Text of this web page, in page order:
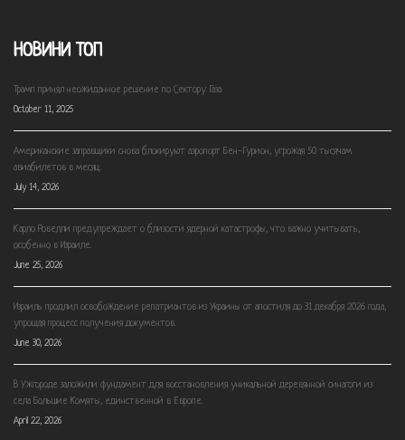
НОВИНИ ТОП
Трамп принял неожиданное решение по Сектору Газа
October 11, 2025
Американские заправщики снова блокируют аэропорт Бен-Гурион, угрожая 50 тысячам
авиабилетов в месяц.
July 14, 2026
Карло Ровелли предупреждает о близости ядерной катастрофы, что важно учитывать,
особенно в Израиле.
June 25, 2026
Израиль продлил освобождение репатриантов из Украины от апостиля до 31 декабря 2026 года,
упрощая процесс получения документов.
June 30, 2026
В Ужгороде заложили фундамент для восстановления уникальной деревянной синагоги из
села Большие Комяты, единственной в Европе.
April 22, 2026